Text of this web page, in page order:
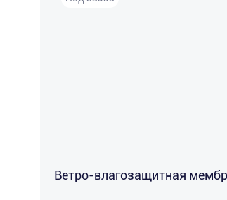
Ветро-влагозащитная